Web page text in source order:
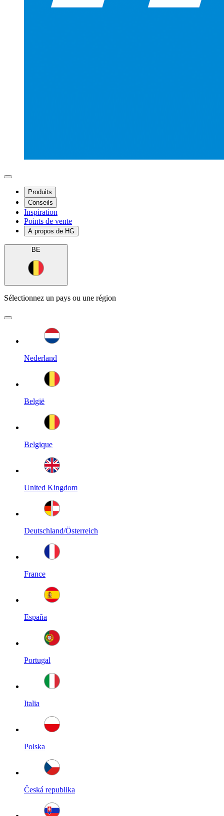
Produits
Conseils
Inspiration
Points de vente
A propos de HG
BE
Sélectionnez un pays ou une région
Nederland
België
Belgique
United Kingdom
Deutschland/Österreich
France
España
Portugal
Italia
Polska
Česká republika